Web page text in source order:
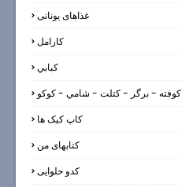
غذاهای یونانی
كارامل
كبابي
كوفته - برگر - كتلت - شامي - كوكو
کاپ کیک ها
کتابهای من
کدو حلوایی